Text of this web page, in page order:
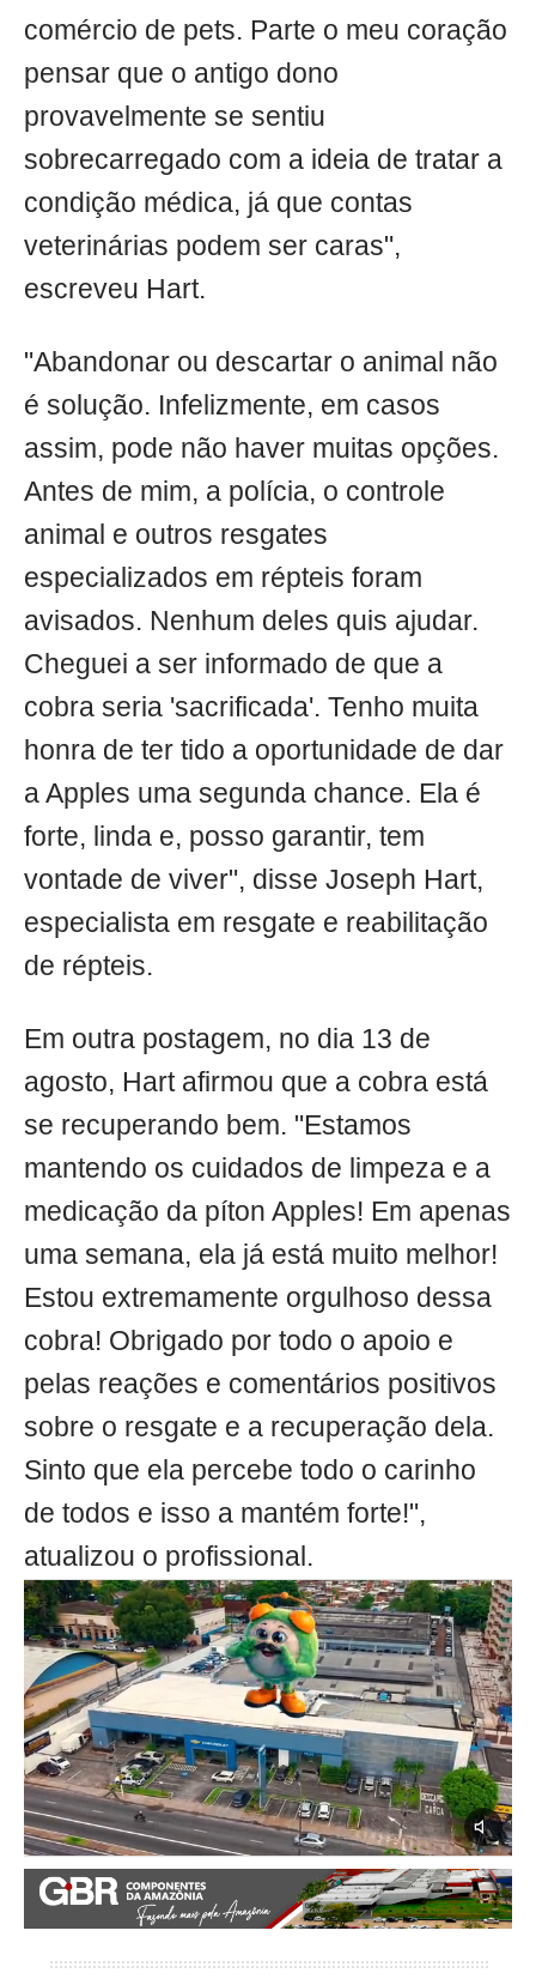
comércio de pets. Parte o meu coração
pensar que o antigo dono
provavelmente se sentiu
sobrecarregado com a ideia de tratar a
condição médica, já que contas
veterinárias podem ser caras",
escreveu Hart.
"Abandonar ou descartar o animal não
é solução. Infelizmente, em casos
assim, pode não haver muitas opções.
Antes de mim, a polícia, o controle
animal e outros resgates
especializados em répteis foram
avisados. Nenhum deles quis ajudar.
Cheguei a ser informado de que a
cobra seria 'sacrificada'. Tenho muita
honra de ter tido a oportunidade de dar
a Apples uma segunda chance. Ela é
forte, linda e, posso garantir, tem
vontade de viver", disse Joseph Hart,
especialista em resgate e reabilitação
de répteis.
Em outra postagem, no dia 13 de
agosto, Hart afirmou que a cobra está
se recuperando bem. "Estamos
mantendo os cuidados de limpeza e a
medicação da píton Apples! Em apenas
uma semana, ela já está muito melhor!
Estou extremamente orgulhoso dessa
cobra! Obrigado por todo o apoio e
pelas reações e comentários positivos
sobre o resgate e a recuperação dela.
Sinto que ela percebe todo o carinho
de todos e isso a mantém forte!",
atualizou o profissional.